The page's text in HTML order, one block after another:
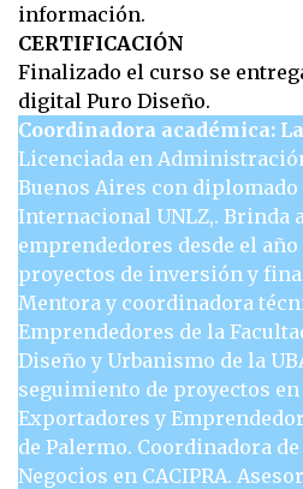
información.
CERTIFICACIÓN
Finalizado el curso se
digital Puro Diseño.
Coordinadora académica:
Licenciada en
Buenos Aires con diplomado
Internacional UNLZ,. Brinda
emprendedores desde el
proyectos de inversión y
Mentora y coordinadora
Emprendedores de la
Diseño y Urbanismo de la
seguimiento de proyectos en
Exportadores y
de Palermo. Coordinadora de
Negocios en CACIPRA.